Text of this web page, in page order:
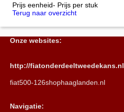
Prijs eenheid- Prijs per stuk
Terug naar overzicht
Onze websites:
http://fiatonderdeeltweedekans.nl
fiat500-126shophaaglanden.nl
Navigatie: